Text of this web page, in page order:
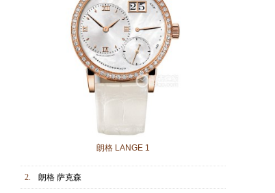
朗格 LANGE 1
2. 朗格 萨克森